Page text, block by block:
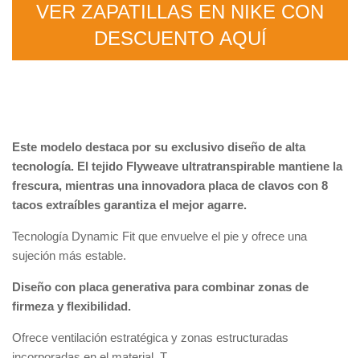
VER ZAPATILLAS EN NIKE CON
DESCUENTO AQUÍ
Este modelo destaca por su exclusivo diseño de alta
tecnología. El tejido Flyweave ultratranspirable mantiene la
frescura, mientras una innovadora placa de clavos con 8
tacos extraíbles garantiza el mejor agarre.
Tecnología Dynamic Fit que envuelve el pie y ofrece una
sujeción más estable.
Diseño con placa generativa para combinar zonas de
firmeza y flexibilidad.
Ofrece ventilación estratégica y zonas estructuradas